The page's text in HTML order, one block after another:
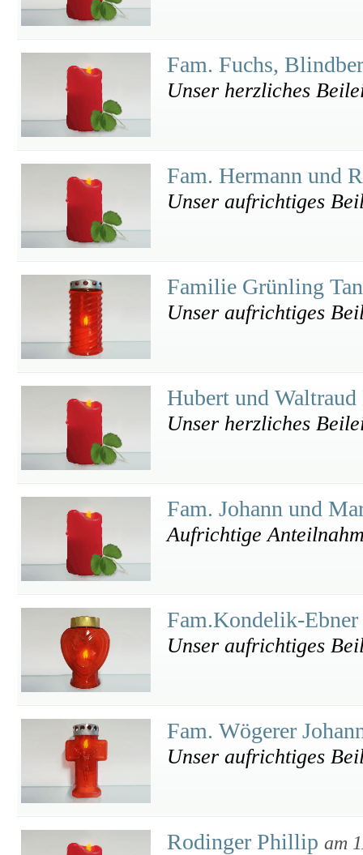
Fam. Fuchs,
Unser herzliches
Fam. Hermann und
Unser aufrichtiges
Familie Grünling
Unser aufrichtiges
Hubert und
Unser herzliches
Fam. Johann und
Aufrichtige
Fam.Kondelik-Ebner
Unser aufrichtiges
Fam. Wögerer
Unser aufrichtiges
Rodinger Phillip am